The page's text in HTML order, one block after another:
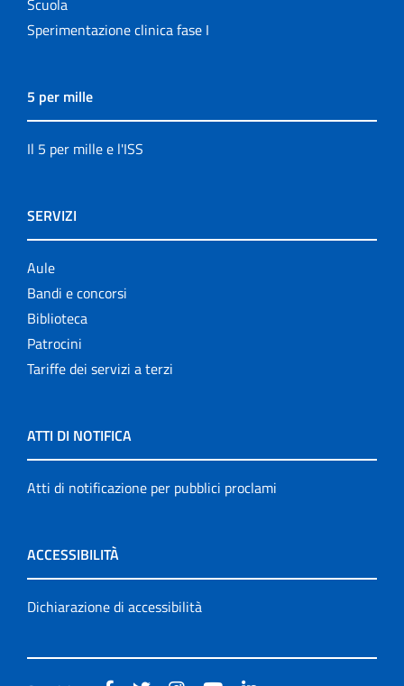
Scuola
Sperimentazione clinica fase I
5 per mille
Il 5 per mille e l'ISS
SERVIZI
Aule
Bandi e concorsi
Biblioteca
Patrocini
Tariffe dei servizi a terzi
ATTI DI NOTIFICA
Atti di notificazione per pubblici proclami
ACCESSIBILITÀ
Dichiarazione di accessibilità